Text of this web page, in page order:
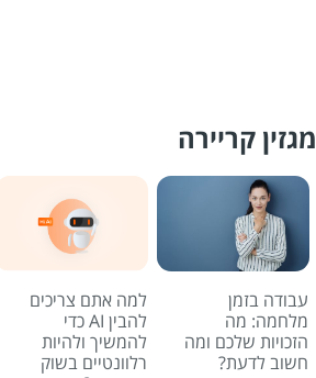
מגזין קריירה
עבודה בזמן
מלחמה: מה
הזכויות שלכם ומה
חשוב לדעת?
למה אתם צריכים
להבין AI כדי
להמשיך ולהיות
רלוונטיים בשוק